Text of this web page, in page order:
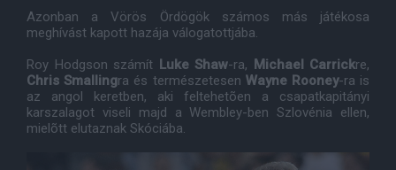
Azonban a Vörös Ördögök számos más játékosa
meghívást kapott hazája válogatottjába.
Roy Hodgson számít Luke Shaw-ra, Michael Carrickre,
Chris Smallingra és természetesen Wayne Rooney-ra is
az angol keretben, aki feltehetõen a csapatkapitányi
karszalagot viseli majd a Wembley-ben Szlovénia ellen,
mielõtt elutaznak Skóciába.